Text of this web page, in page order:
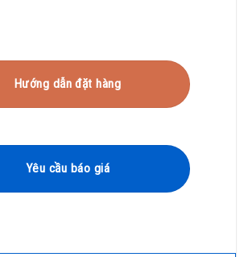
Hướng dẫn đặt hàng
Yêu cầu báo giá